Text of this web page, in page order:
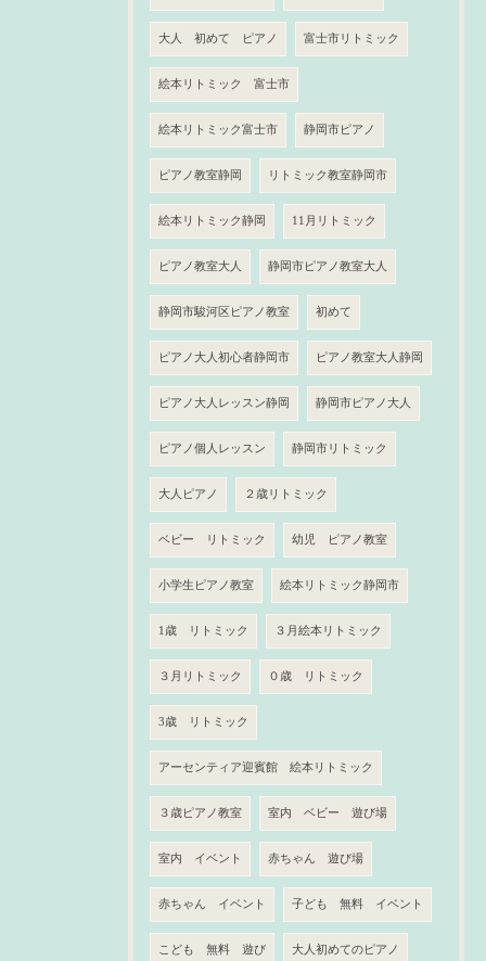
大人 初めて ピアノ 富士市リトミック
絵本リトミック 富士市
絵本リトミック富士市 静岡市ピアノ
ピアノ教室静岡 リトミック教室静岡市
絵本リトミック静岡 11月リトミック
ピアノ教室大人 静岡市ピアノ教室大人
静岡市駿河区ピアノ教室 初めて
ピアノ大人初心者静岡市 ピアノ教室大人静岡
ピアノ大人レッスン静岡 静岡市ピアノ大人
ピアノ個人レッスン 静岡市リトミック
大人ピアノ ２歳リトミック
ベビー リトミック 幼児 ピアノ教室
小学生ピアノ教室 絵本リトミック静岡市
1歳 リトミック ３月絵本リトミック
３月リトミック ０歳 リトミック
3歳 リトミック
アーセンティア迎賓館 絵本リトミック
３歳ピアノ教室 室内 ベビー 遊び場
室内 イベント 赤ちゃん 遊び場
赤ちゃん イベント 子ども 無料 イベント
こども 無料 遊び 大人初めてのピアノ